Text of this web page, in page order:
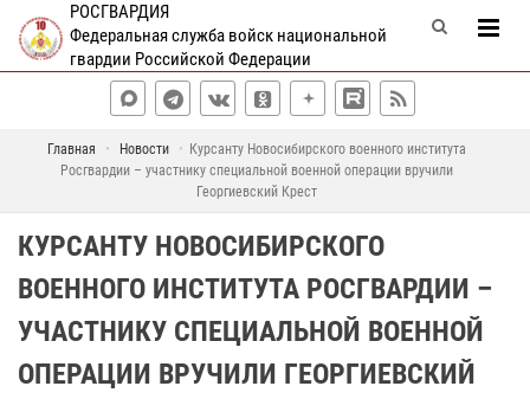
РОСГВАРДИЯ
Федеральная служба войск национальной
гвардии Российской Федерации
Главная Новости
Курсанту Новосибирского военного института
Росгвардии – участнику специальной военной операции вручили
Георгиевский Крест
КУРСАНТУ НОВОСИБИРСКОГО
ВОЕННОГО ИНСТИТУТА РОСГВАРДИИ –
УЧАСТНИКУ СПЕЦИАЛЬНОЙ ВОЕННОЙ
ОПЕРАЦИИ ВРУЧИЛИ ГЕОРГИЕВСКИЙ